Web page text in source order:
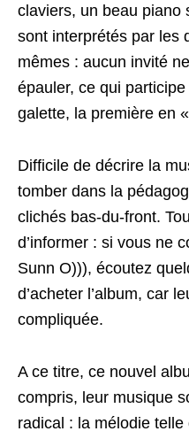
claviers, un beau piano
sont interprétés par les
mêmes : aucun invité
épauler, ce qui
galette, la première en
Difficile de décrire la
tomber dans la
clichés bas-du-front.
d’informer : si vous ne
Sunn O))), écoutez
d’acheter l’album, car
compliquée.
A ce titre, ce nouvel
compris, leur musique
radical : la mélodie telle